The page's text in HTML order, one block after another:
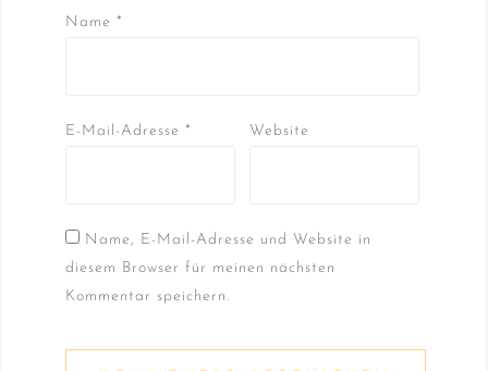
Name *
E-Mail-Adresse * Website
Name, E-Mail-Adresse und Website in
diesem Browser für meinen nächsten
Kommentar speichern.